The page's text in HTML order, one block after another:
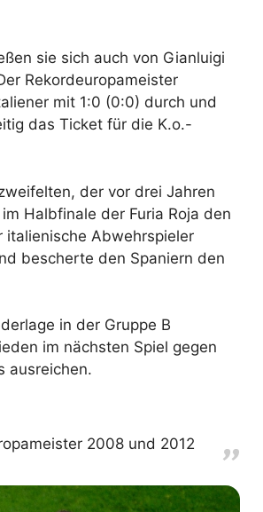
sie sich auch von Gianluigi
Rekordeuropameister
mit 1:0 (0:0) durch und
das Ticket für die K.o.-
der vor drei Jahren
Halbfinale der Furia Roja den
italienische Abwehrspieler
bescherte den Spaniern den
in der Gruppe B
im nächsten Spiel gegen
ausreichen.
2008 und 2012